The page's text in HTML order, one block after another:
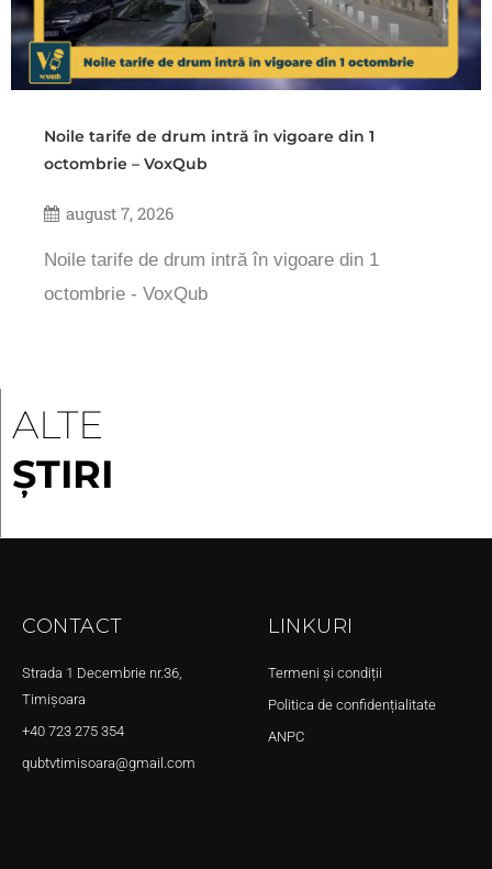
Noile tarife de drum intră în vigoare din 1
octombrie – VoxQub
august 7, 2026
Noile tarife de drum intră în vigoare din 1
octombrie - VoxQub
ALTE
ȘTIRI
CONTACT
Strada 1 Decembrie nr.36,
Timișoara
+40 723 275 354
qubtvtimisoara@gmail.com
LINKURI
Termeni și condiții
Politica de confidențialitate
ANPC